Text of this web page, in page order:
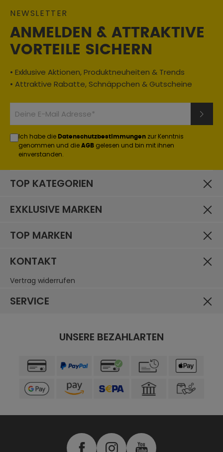
NEWSLETTER
ANMELDEN & ATTRAKTIVE
VORTEILE SICHERN
• Exklusive Aktionen, Produktneuheiten & Trends
• Attraktive Rabatte, Schnäppchen & Gutscheine
Ich habe die Datenschutzbestimmungen zur Kenntnis
genommen und die AGB gelesen und bin mit ihnen
einverstanden.
TOP KATEGORIEN
EXKLUSIVE MARKEN
TOP MARKEN
KONTAKT
Vertrag widerrufen
SERVICE
UNSERE BEZAHLARTEN